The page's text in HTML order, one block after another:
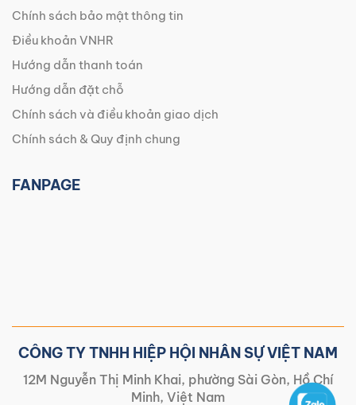
Chính sách bảo mật thông tin
Điều khoản VNHR
Hướng dẫn thanh toán
Hướng dẫn đặt chỗ
Chính sách và điều khoản giao dịch
Chính sách & Quy định chung
FANPAGE
CÔNG TY TNHH HIỆP HỘI NHÂN SỰ VIỆT NAM
12M Nguyễn Thị Minh Khai, phường Sài Gòn, Hồ Chí
Minh, Việt Nam